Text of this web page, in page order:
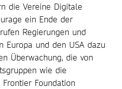
die Vereine Digitale
ein Ende der
Regierungen und
Europa und den USA dazu
Überwachung, die von
wie die
Foundation